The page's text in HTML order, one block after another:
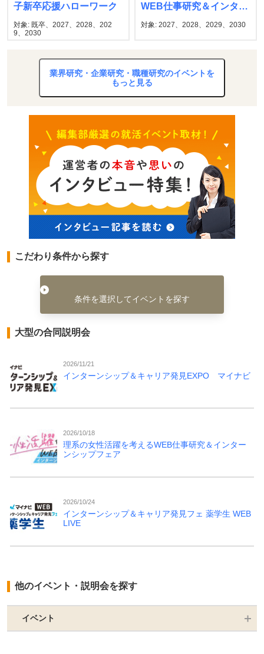
子新卒応援ハローワーク
対象: 既卒、2027、2028、202
9、2030
WEB仕事研究＆インター
対象: 2027、2028、2029、2030
業界研究・企業研究・職種研究のイベントを
もっと見る
こだわり条件から探す
条件を選択してイベントを探す
大型の合同説明会
2026/11/21
インターンシップ＆キャリア発見EXPO マイナビ
2026/10/18
理系の女性活躍を考えるWEB仕事研究＆インター
ンシップフェア
2026/10/24
インターンシップ＆キャリア発見フェ 薬学生 WEB
LIVE
他のイベント・説明会を探す
イベント